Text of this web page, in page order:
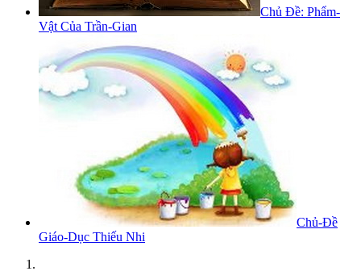
Chủ Đề: Phẩm-
Vật Của Trần-Gian
Chủ-Đề
Giáo-Dục Thiếu Nhi